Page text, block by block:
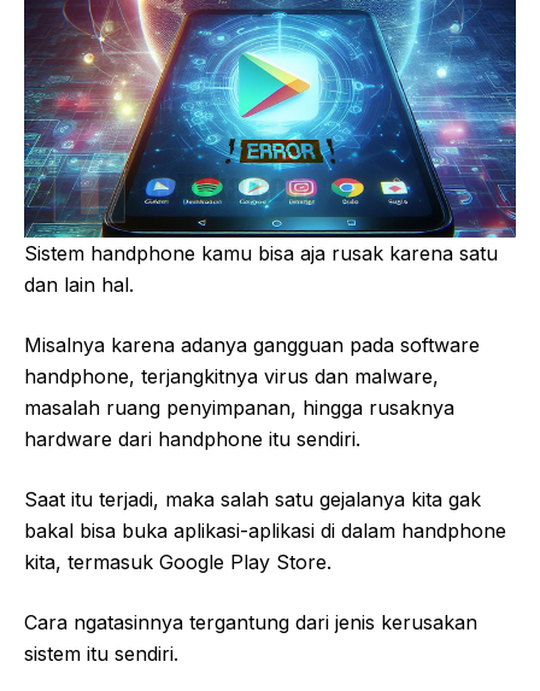
Sistem handphone kamu bisa aja rusak karena satu
dan lain hal.
Misalnya karena adanya gangguan pada software
handphone, terjangkitnya virus dan malware,
masalah ruang penyimpanan, hingga rusaknya
hardware dari handphone itu sendiri.
Saat itu terjadi, maka salah satu gejalanya kita gak
bakal bisa buka aplikasi-aplikasi di dalam handphone
kita, termasuk Google Play Store.
Cara ngatasinnya tergantung dari jenis kerusakan
sistem itu sendiri.